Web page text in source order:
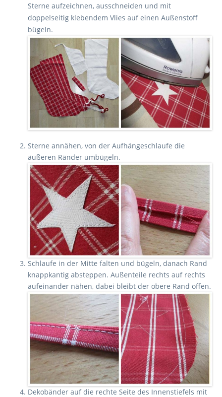
Sterne aufzeichnen, ausschneiden und mit
doppelseitig klebendem Vlies auf einen Außenstoff
bügeln.
Sterne annähen, von der Aufhängeschlaufe die
äußeren Ränder umbügeln.
Schlaufe in der Mitte falten und bügeln, danach Rand
knappkantig absteppen. Außenteile rechts auf rechts
aufeinander nähen, dabei bleibt der obere Rand offen.
Dekobänder auf die rechte Seite des Innenstiefels mit